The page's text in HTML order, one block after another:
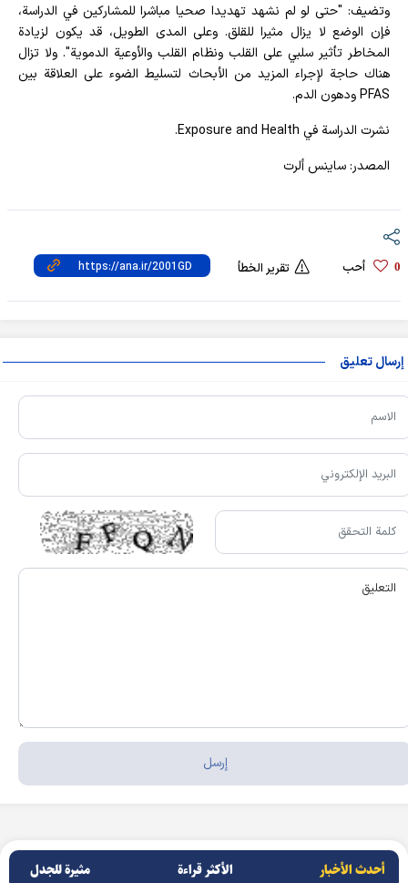
وتضيف: "حتى لو لم نشهد تهديدا صحيا مباشرا للمشاركين في الدراسة،
فإن الوضع لا يزال مثيرا للقلق. وعلى المدى الطويل، قد يكون لزيادة
المخاطر تأثير سلبي على القلب ونظام القلب والأوعية الدموية". ولا تزال
هناك حاجة لإجراء المزيد من الأبحاث لتسليط الضوء على العلاقة بين
PFAS ودهون الدم.
نشرت الدراسة في Exposure and Health.
المصدر: ساينس ألرت
0 أحب تقرير الخطأ
إرسال تعليق
أحدث الأخبار الأکثر قراءة مثيرة للجدل